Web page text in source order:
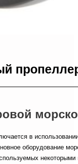
в
оборудование